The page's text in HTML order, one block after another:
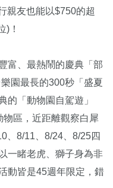
親友也能以$750的超
)！
富、最熱鬧的慶典「部
園最長的300秒「盛夏
的「動物園自駕遊」
物區，近距離觀察白犀
、8/11、8/24、8/25四
一睹老虎、獅子身為非
動皆是45週年限定，錯